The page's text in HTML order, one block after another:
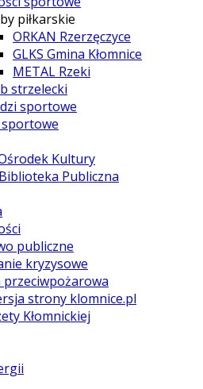
piłkarskie
ORKAN Rzerzęczyce
GLKS Gmina Kłomnice
METAL Rzeki
strzelecki
sportowe
sportowe
Kultury
Publiczna
publiczne
kryzysowe
przeciwpożarowa
strony klomnice.pl
Kłomnickiej